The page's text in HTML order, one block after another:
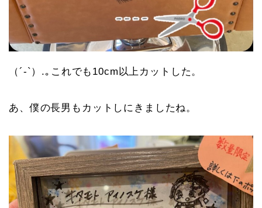
（´-`）.｡これでも10cm以上カットした。
あ、僕の長男もカットしにきましたね。